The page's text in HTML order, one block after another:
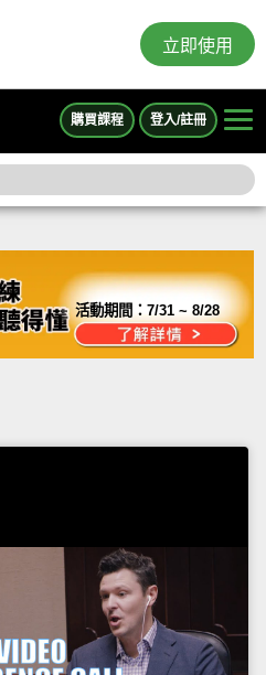
立即使用
購買課程 登入/註冊
活動期間：7/31 ~ 8/28